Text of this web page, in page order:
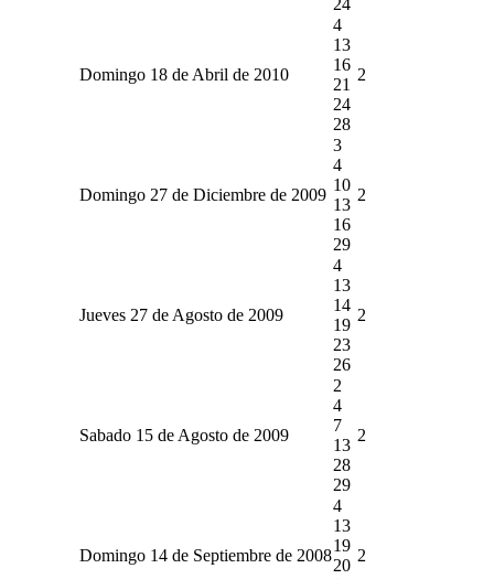
Domingo 18 de Abril de 2010
4
13
16
21
24
28
2
Domingo 27 de Diciembre de 2009
3
4
10
13
16
29
2
Jueves 27 de Agosto de 2009
4
13
14
19
23
26
2
Sabado 15 de Agosto de 2009
2
4
7
13
28
29
2
Domingo 14 de Septiembre de 2008
4
13
19
20
2